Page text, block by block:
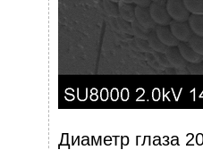
Диаметр глаза